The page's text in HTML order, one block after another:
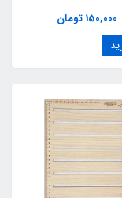
150,000 تومان